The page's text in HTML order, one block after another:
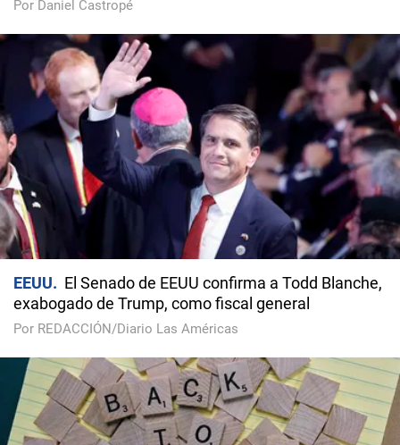
Por Daniel Castropé
EEUU
El Senado de EEUU confirma a Todd Blanche,
exabogado de Trump, como fiscal general
Por REDACCIÓN/Diario Las Américas